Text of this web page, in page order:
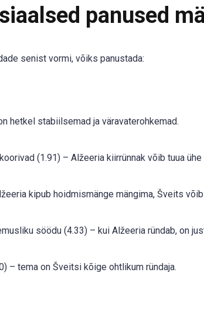
panused
senist vormi, võiks panustada:
hetkel stabiilsemad ja väravaterohkemad.
(1.91) – Alžeeria kiirrünnak võib tuua ühe
kipub hoidmismänge mängima, Šveits
söödu (4.33) – kui Alžeeria ründab, on
– tema on Šveitsi kõige ohtlikum ründaja.